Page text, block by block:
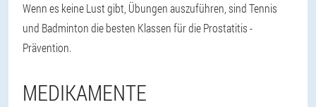
Wenn es keine Lust gibt, Übungen auszuführen, sind Tennis
und Badminton die besten Klassen für die Prostatitis -
Prävention.
MEDIKAMENTE